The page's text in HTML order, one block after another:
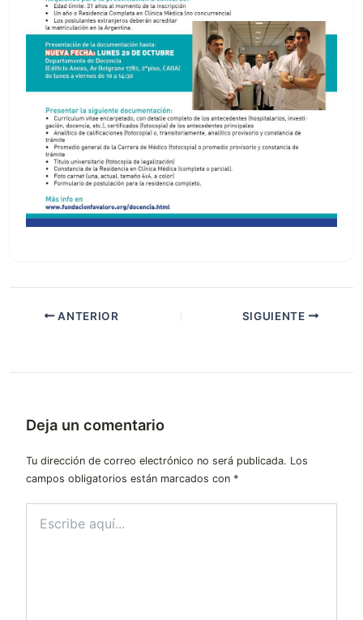
ANTERIOR SIGUIENTE
Deja un comentario
Tu dirección de correo electrónico no será publicada. Los
campos obligatorios están marcados con *
aquí...